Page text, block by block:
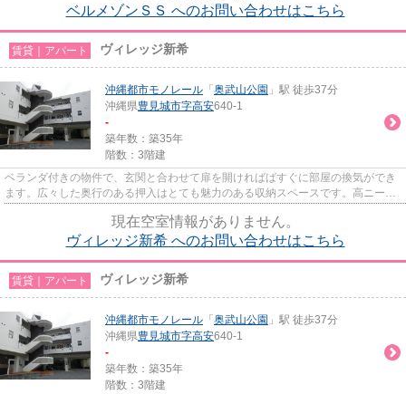
ベルメゾンＳＳ へのお問い合わせはこちら
賃貸｜アパート ヴィレッジ新希
沖縄都市モノレール 「 奥武山公園 」駅 徒歩37分
沖縄県豊見城市字高安640-1
-
築年数：築35年
階数：3階建
ベランダ付きの物件で、玄関と合わせて扉を開ければばすぐに部屋の換気ができ
ます。広々した奥行のある押入はとても魅力のある収納スペースです。高ニーズ
現在空室情報がありません。
ヴィレッジ新希 へのお問い合わせはこちら
賃貸｜アパート ヴィレッジ新希
沖縄都市モノレール 「 奥武山公園 」駅 徒歩37分
沖縄県豊見城市字高安640-1
-
築年数：築35年
階数：3階建